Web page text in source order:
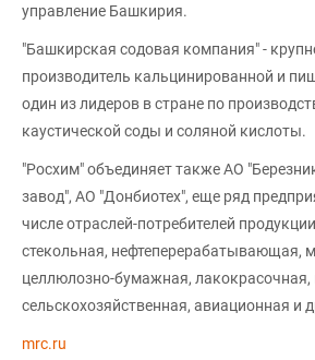
управление Башкирия.
"Башкирская содовая компания" -
производитель кальцинированной и
один из лидеров в стране по
каустической соды и соляной кислоты.
"Росхим" объединяет также АО
завод", АО "Донбиотех", еще ряд
числе отраслей-потребителей
стекольная, нефтеперерабатывающая,
целлюлозно-бумажная, лакокрасочная,
сельскохозяйственная, авиационная и
mrc.ru